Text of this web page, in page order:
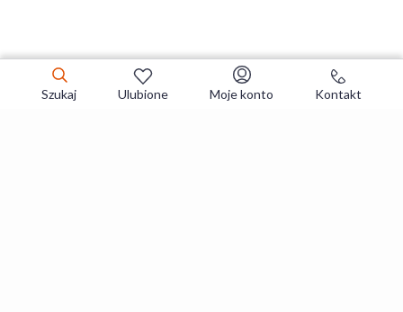
Szukaj Ulubione Moje konto Kontakt